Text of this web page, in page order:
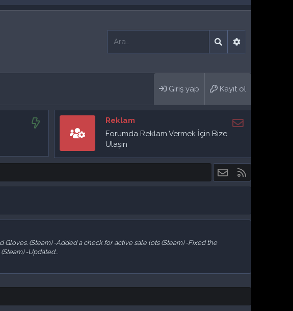
Giriş yap Kayıt ol
Reklam
Forumda Reklam Vermek İçin Bize
Ulaşın
Bize ulaşın
(Steam) -Added a check for active sale lots (Steam) -Fixed the
-Updated...